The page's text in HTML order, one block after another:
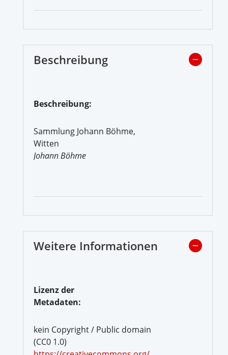
Beschreibung
Beschreibung:
Sammlung Johann Böhme,
Witten
Johann Böhme
Weitere Informationen
Lizenz der
Metadaten:
kein Copyright / Public domain
(CC0 1.0)